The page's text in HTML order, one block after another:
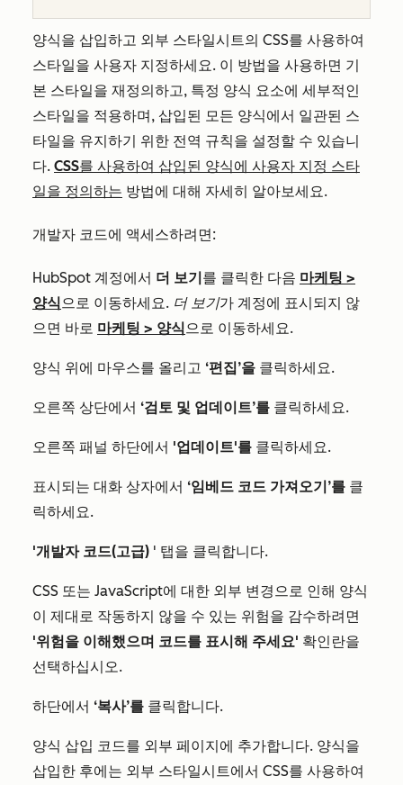
양식을 삽입하고 외부 스타일시트의 CSS를 사용하여
스타일을 사용자 지정하세요. 이 방법을 사용하면 기
본 스타일을 재정의하고, 특정 양식 요소에 세부적인
스타일을 적용하며, 삽입된 모든 양식에서 일관된 스
타일을 유지하기 위한 전역 규칙을 설정할 수 있습니
다. CSS를 사용하여 삽입된 양식에 사용자 지정 스타
일을 정의하는 방법에 대해 자세히 알아보세요.
개발자 코드에 액세스하려면:
HubSpot 계정에서 더 보기를 클릭한 다음 마케팅 >
양식 으로 이동하세요. 더 보기가 계정에 표시되지 않
으면 바로 마케팅 > 양식 으로 이동하세요.
양식 위에 마우스를 올리고 ‘편집’을 클릭하세요.
오른쪽 상단에서 ‘검토 및 업데이트’를 클릭하세요.
오른쪽 패널 하단에서 '업데이트'를 클릭하세요.
표시되는 대화 상자에서 ‘임베드 코드 가져오기’를 클
릭하세요.
'개발자 코드(고급) ' 탭을 클릭합니다.
CSS 또는 JavaScript에 대한 외부 변경으로 인해 양식
이 제대로 작동하지 않을 수 있는 위험을 감수하려면
'위험을 이해했으며 코드를 표시해 주세요' 확인란을
선택하십시오.
하단에서 ‘복사’를 클릭합니다.
양식 삽입 코드를 외부 페이지에 추가합니다. 양식을
삽입한 후에는 외부 스타일시트에서 CSS를 사용하여